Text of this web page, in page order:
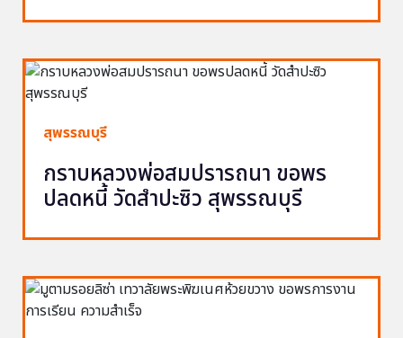
สุพรรณบุรี
กราบหลวงพ่อสมปรารถนา ขอพร
ปลดหนี้ วัดสำปะซิว สุพรรณบุรี